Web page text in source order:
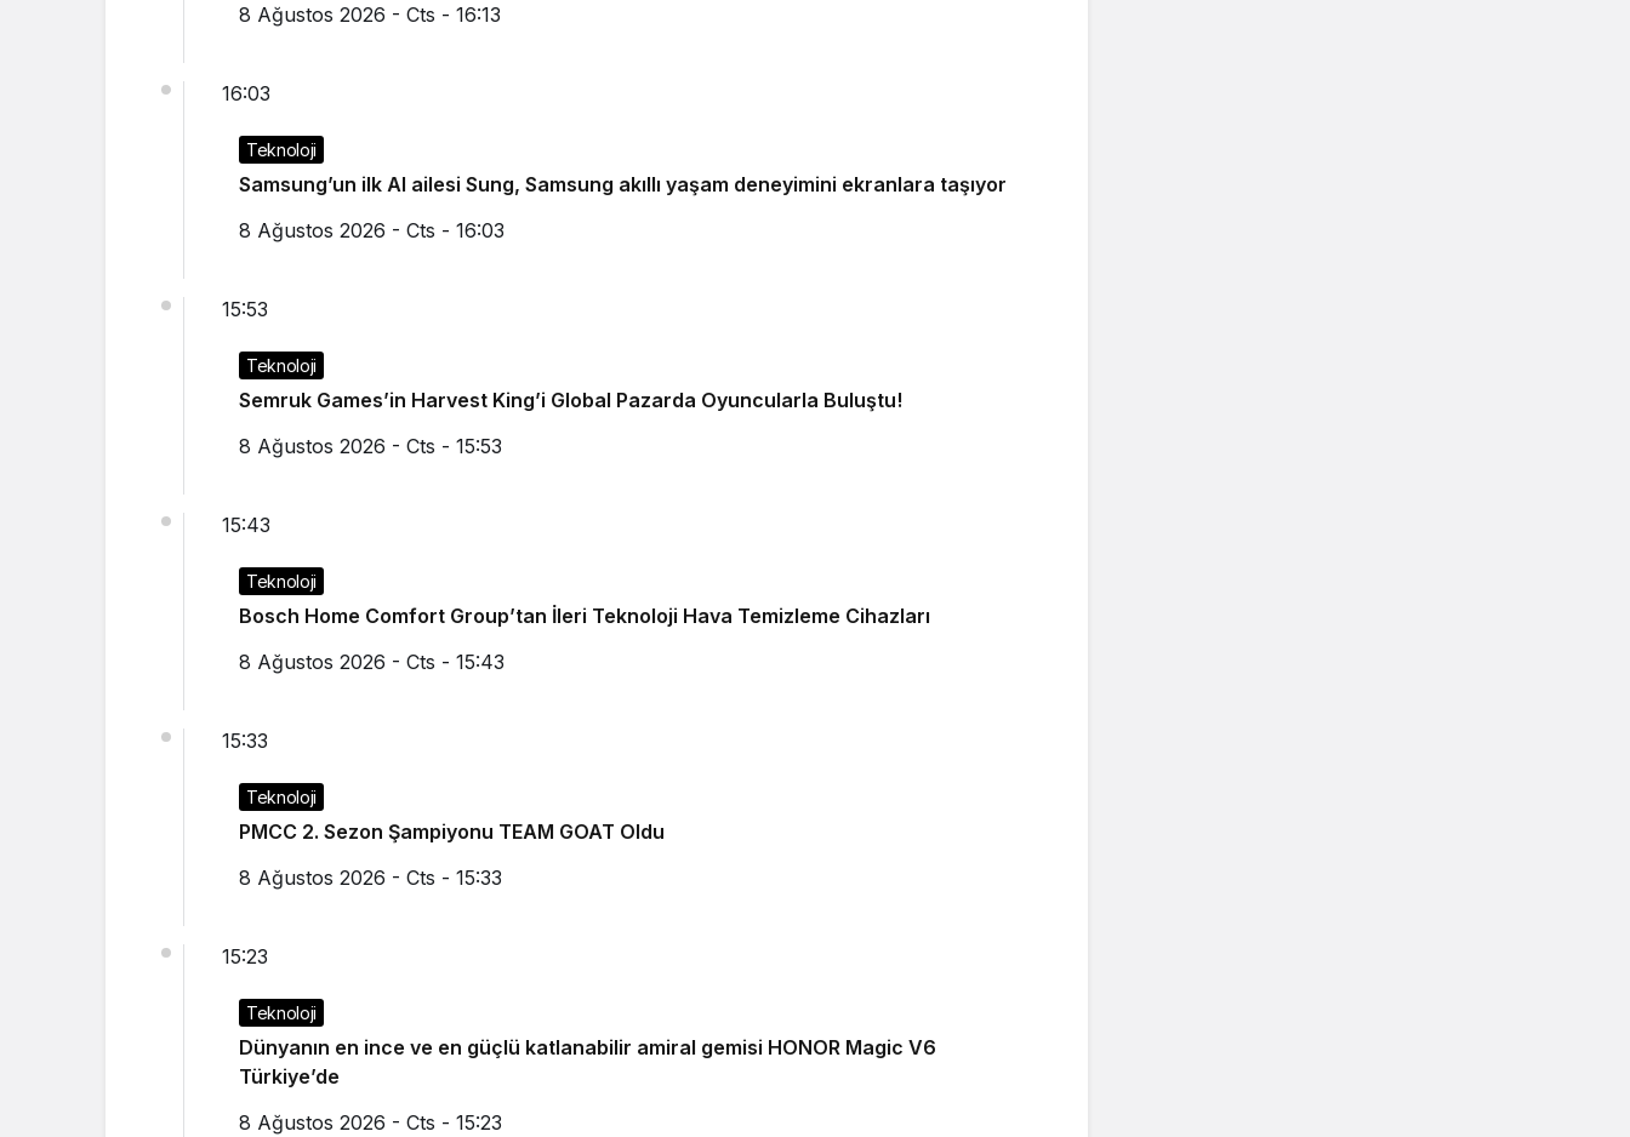
8 Ağustos 2026 - Cts - 16:13
16:03
Teknoloji
Samsung’un ilk AI ailesi Sung, Samsung akıllı yaşam deneyimini ekranlara taşıyor
8 Ağustos 2026 - Cts - 16:03
15:53
Teknoloji
Semruk Games’in Harvest King’i Global Pazarda Oyuncularla Buluştu!
8 Ağustos 2026 - Cts - 15:53
15:43
Teknoloji
Bosch Home Comfort Group’tan İleri Teknoloji Hava Temizleme Cihazları
8 Ağustos 2026 - Cts - 15:43
15:33
Teknoloji
PMCC 2. Sezon Şampiyonu TEAM GOAT Oldu
8 Ağustos 2026 - Cts - 15:33
15:23
Teknoloji
Dünyanın en ince ve en güçlü katlanabilir amiral gemisi HONOR Magic V6
Türkiye’de
8 Ağustos 2026 - Cts - 15:23